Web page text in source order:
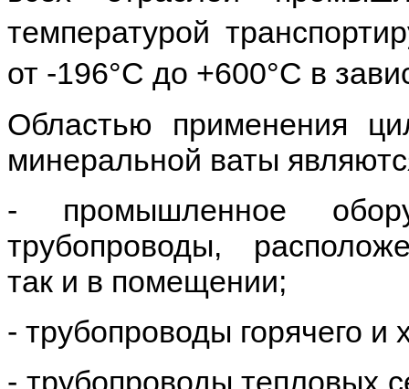
температурой
от -196°С до +600°С в
Областью применения
минеральной ваты
- промышленное
трубопроводы,
так и в помещении;
- трубопроводы горячего и
- трубопроводы тепловых